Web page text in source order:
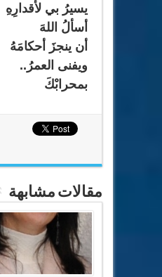
يسيرُ بي لأقدارِهِ
أسألُ اللهَ
أن ينجزَ أحكامَهُ
ويفنى العمرُ..
بمحرابْكَ
مقالات مشابهة